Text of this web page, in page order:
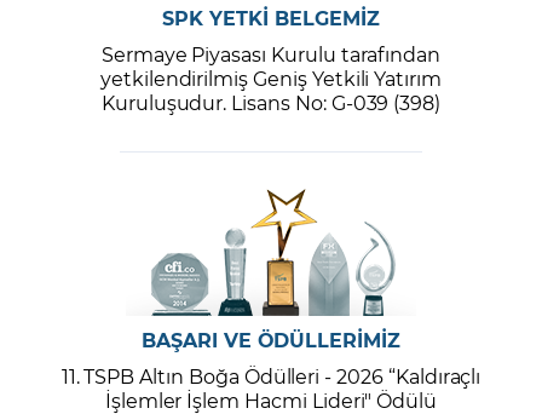
SPK YETKİ BELGEMİZ
Sermaye Piyasası Kurulu tarafından
yetkilendirilmiş Geniş Yetkili Yatırım
Kuruluşudur. Lisans No: G-039 (398)
BAŞARI VE ÖDÜLLERİMİZ
11. TSPB Altın Boğa Ödülleri - 2026 “Kaldıraçlı
İşlemler İşlem Hacmi Lideri" Ödülü